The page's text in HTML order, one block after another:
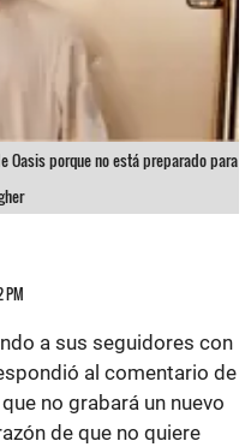
Oasis porque no está preparado para
PM
a sus seguidores con
al comentario de
no grabará un nuevo
de que no quiere